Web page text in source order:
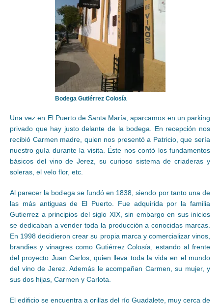
Bodega Gutiérrez Colosía
Una vez en El Puerto de Santa María, aparcamos en un parking
privado que hay justo delante de la bodega. En recepción nos
recibió Carmen madre, quien nos presentó a Patricio, que sería
nuestro guía durante la visita. Éste nos contó los fundamentos
básicos del vino de Jerez, su curioso sistema de criaderas y
soleras, el velo flor, etc.
Al parecer la bodega se fundó en 1838, siendo por tanto una de
las más antiguas de El Puerto. Fue adquirida por la familia
Gutierrez a principios del siglo XIX, sin embargo en sus inicios
se dedicaban a vender toda la producción a conocidas marcas.
En 1998 decidieron crear su propia marca y comercializar vinos,
brandies y vinagres como Gutiérrez Colosía, estando al frente
del proyecto Juan Carlos, quien lleva toda la vida en el mundo
del vino de Jerez. Además le acompañan Carmen, su mujer, y
sus dos hijas, Carmen y Carlota.
El edificio se encuentra a orillas del río Guadalete, muy cerca de